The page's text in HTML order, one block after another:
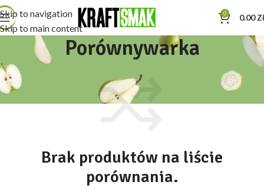
Skip to navigation
Skip to main content
0 0.00
Porównywarka
Brak produktów na liście
porównania.